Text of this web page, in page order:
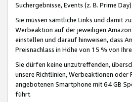
Suchergebnisse, Events (z. B. Prime
Sie müssen sämtliche Links und damit
Werbeaktion auf der jeweiligen
einstellen und darauf hinweisen, dass
Preisnachlass in Höhe von 15 % von
Sie dürfen keine unzutreffenden,
unsere Richtlinien, Werbeaktionen
angebotenen Smartphone mit 64 GB
führt.